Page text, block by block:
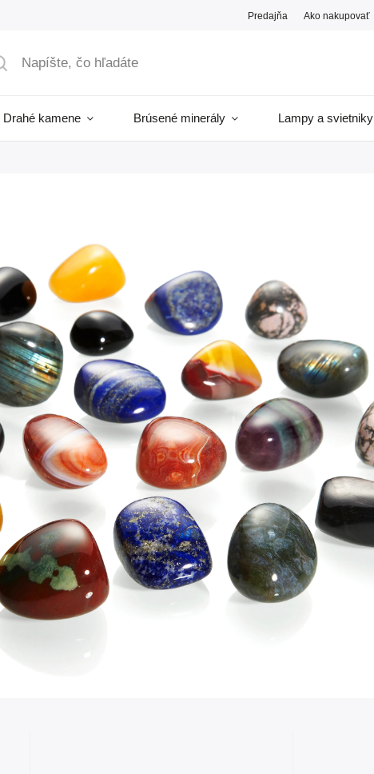
Predajňa Ako nakupovať
Drahé kamene Brúsené minerály Lampy a svietniky